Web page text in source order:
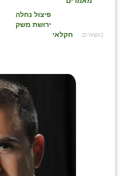
:
פיצול נחלה
ירושת משק
חקלאי
בצרה
ֿגבעת שפירא